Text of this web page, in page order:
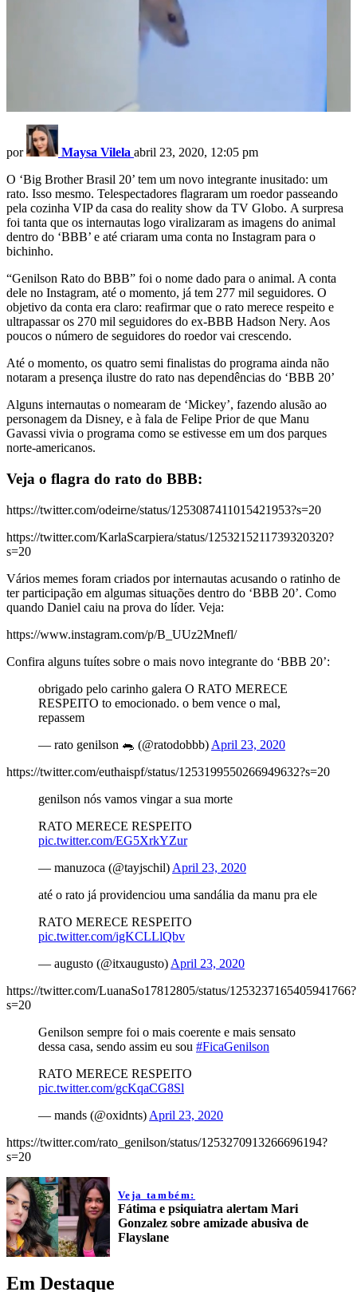
por Maysa Vilela abril 23, 2020, 12:05 pm
O ‘Big Brother Brasil 20’ tem um novo integrante inusitado: um
rato. Isso mesmo. Telespectadores flagraram um roedor passeando
pela cozinha VIP da casa do reality show da TV Globo. A surpresa
foi tanta que os internautas logo viralizaram as imagens do animal
dentro do ‘BBB’ e até criaram uma conta no Instagram para o
bichinho.
“Genilson Rato do BBB” foi o nome dado para o animal. A conta
dele no Instagram, até o momento, já tem 277 mil seguidores. O
objetivo da conta era claro: reafirmar que o rato merece respeito e
ultrapassar os 270 mil seguidores do ex-BBB Hadson Nery. Aos
poucos o número de seguidores do roedor vai crescendo.
Até o momento, os quatro semi finalistas do programa ainda não
notaram a presença ilustre do rato nas dependências do ‘BBB 20’
Alguns internautas o nomearam de ‘Mickey’, fazendo alusão ao
personagem da Disney, e à fala de Felipe Prior de que Manu
Gavassi vivia o programa como se estivesse em um dos parques
norte-americanos.
Veja o flagra do rato do BBB:
https://twitter.com/odeirne/status/1253087411015421953?s=20
https://twitter.com/KarlaScarpiera/status/1253215211739320320?
s=20
Vários memes foram criados por internautas acusando o ratinho de
ter participação em algumas situações dentro do ‘BBB 20’. Como
quando Daniel caiu na prova do líder. Veja:
https://www.instagram.com/p/B_UUz2Mnefl/
Confira alguns tuítes sobre o mais novo integrante do ‘BBB 20’:
obrigado pelo carinho galera O RATO MERECE
RESPEITO to emocionado. o bem vence o mal,
repassem
— rato genilson 🐀 (@ratodobbb) April 23, 2020
https://twitter.com/euthaispf/status/1253199550266949632?s=20
genilson nós vamos vingar a sua morte
RATO MERECE RESPEITO
pic.twitter.com/EG5XrkYZur
— manuzoca (@tayjschil) April 23, 2020
até o rato já providenciou uma sandália da manu pra ele
RATO MERECE RESPEITO
pic.twitter.com/igKCLLlQbv
— augusto (@itxaugusto) April 23, 2020
https://twitter.com/LuanaSo17812805/status/1253237165405941766?
s=20
Genilson sempre foi o mais coerente e mais sensato
dessa casa, sendo assim eu sou #FicaGenilson
RATO MERECE RESPEITO
pic.twitter.com/gcKqaCG8Sl
— mands (@oxidnts) April 23, 2020
https://twitter.com/rato_genilson/status/1253270913266696194?
s=20
Veja também:
Fátima e psiquiatra alertam Mari
Gonzalez sobre amizade abusiva de
Flayslane
Em Destaque